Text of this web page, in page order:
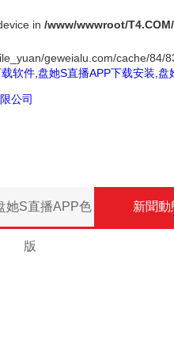
in /www/wwwroot/
geweialu.com/cache/
软件,盘她S直播APP下载安装,盘
她S直播APP色
版
新聞動